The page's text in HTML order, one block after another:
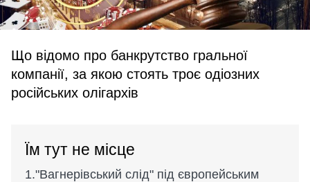
Що відомо про банкрутство гральної
компанії, за якою стоять троє одіозних
російських олігархів
Їм тут не місце
"Вагнерівський слід" під європейським